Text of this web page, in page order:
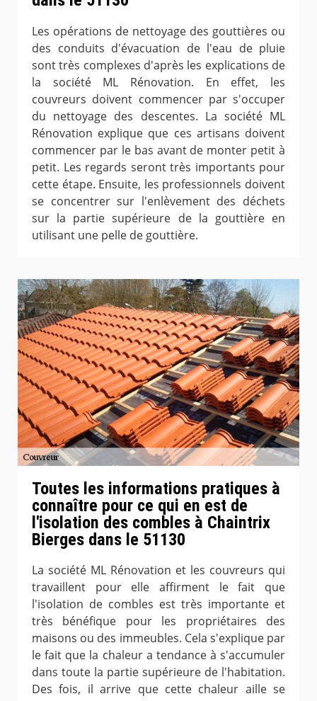
Les opérations de nettoyage des gouttières ou
des conduits d'évacuation de l'eau de pluie
sont très complexes d'après les explications de
la société ML Rénovation. En effet, les
couvreurs doivent commencer par s'occuper
du nettoyage des descentes. La société ML
Rénovation explique que ces artisans doivent
commencer par le bas avant de monter petit à
petit. Les regards seront très importants pour
cette étape. Ensuite, les professionnels doivent
se concentrer sur l'enlèvement des déchets
sur la partie supérieure de la gouttière en
utilisant une pelle de gouttière.
Toutes les informations pratiques à
connaître pour ce qui en est de
l'isolation des combles à Chaintrix
Bierges dans le 51130
La société ML Rénovation et les couvreurs qui
travaillent pour elle affirment le fait que
l'isolation de combles est très importante et
très bénéfique pour les propriétaires des
maisons ou des immeubles. Cela s'explique par
le fait que la chaleur a tendance à s'accumuler
dans toute la partie supérieure de l'habitation.
Des fois, il arrive que cette chaleur aille se